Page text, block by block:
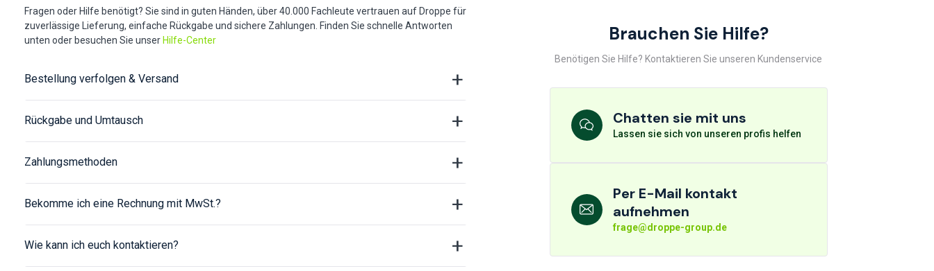
Fragen oder Hilfe benötigt? Sie sind in guten Händen, über 40.000 Fachleute vertrauen auf Droppe für
zuverlässige Lieferung, einfache Rückgabe und sichere Zahlungen. Finden Sie schnelle Antworten
unten oder besuchen Sie unser Hilfe-Center
Bestellung verfolgen & Versand
Rückgabe und Umtausch
Zahlungsmethoden
Bekomme ich eine Rechnung mit MwSt.?
Wie kann ich euch kontaktieren?
Brauchen Sie Hilfe?
Benötigen Sie Hilfe? Kontaktieren Sie unseren Kundenservice
Chatten sie mit uns
Lassen sie sich von unseren profis helfen
Per E-Mail kontakt
aufnehmen
frage@droppe-group.de